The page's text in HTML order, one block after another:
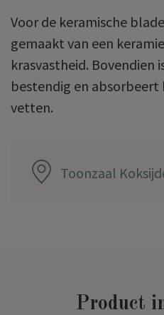
Voor de keramische
gemaakt van een
krasvastheid. Bovendien
bestendig en absorbeert
vetten.
Toonzaal
Product